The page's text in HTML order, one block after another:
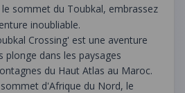
sommet du Toubkal, embrassez
inoubliable.
Crossing' est une aventure
plonge dans les paysages
du Haut Atlas au Maroc.
d'Afrique du Nord, le